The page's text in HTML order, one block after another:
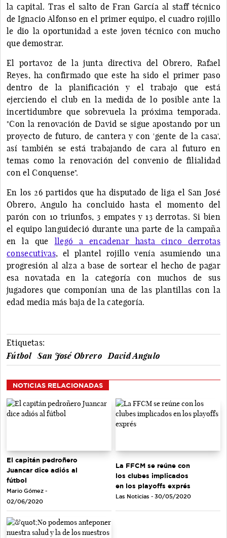
la capital. Tras el salto de Fran García al staff técnico
de Ignacio Alfonso en el primer equipo, el cuadro rojillo
le dio la oportunidad a este joven técnico con mucho
que demostrar.
El portavoz de la junta directiva del Obrero, Rafael
Reyes, ha confirmado que este ha sido el primer paso
dentro de la planificación y el trabajo que está
ejerciendo el club en la medida de lo posible ante la
incertidumbre que sobrevuela la próxima temporada.
"Con la renovación de David se sigue apostando por un
proyecto de futuro, de cantera y con 'gente de la casa',
así también se está trabajando de cara al futuro en
temas como la renovación del convenio de filialidad
con el Conquense".
En los 26 partidos que ha disputado de liga el San José
Obrero, Angulo ha concluido hasta el momento del
parón con 10 triunfos, 3 empates y 13 derrotas. Si bien
el equipo languideció durante una parte de la campaña
en la que llegó a encadenar hasta cinco derrotas
consecutivas, el plantel rojillo venía asumiendo una
progresión al alza a base de sortear el hecho de pagar
esa novatada en la categoría con muchos de sus
jugadores que componían una de las plantillas con la
edad media más baja de la categoría.
Etiquetas:
Fútbol
San José Obrero David Angulo
NOTICIAS RELACIONADAS
El capitán pedroñero
Juancar dice adiós al
fútbol
Mario Gómez -
02/06/2020
La FFCM se reúne con
los clubes implicados
en los playoffs exprés
Las Noticias - 30/05/2020